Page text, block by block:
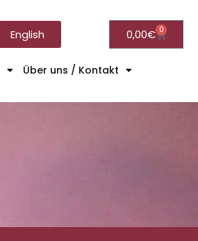
English 0,00€ 0
Über uns / Kontakt